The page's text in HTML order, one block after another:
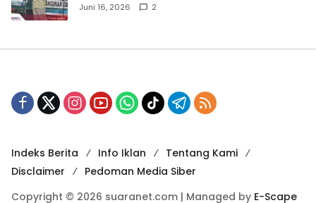
Juni 16, 2026 2
Indeks Berita Info Iklan
Tentang Kami
Disclaimer
Pedoman Media Siber
Copyright © 2026 suaranet.com | Managed by E-Scape